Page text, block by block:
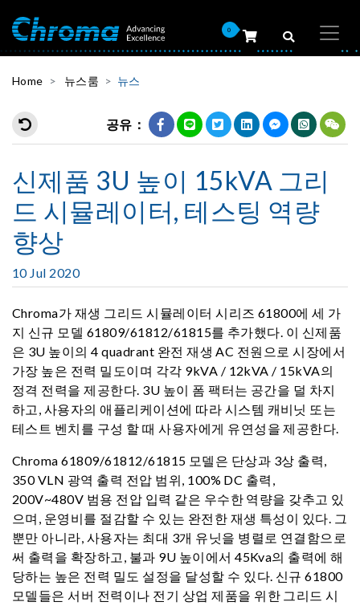
0
Home 뉴스룸 뉴스
공유：
신제품 3U 높이 15kVA 그리
드 시뮬레이터, 테스팅 역량
향상
10 Jul 2020
Chroma가 재생 그리드 시뮬레이터 시리즈 61800에 세 가
지 신규 모델 61809/61812/61815를 추가했다. 이 신제품
은 3U 높이의 4 quadrant 완전 재생 AC 전원으로 시장에서
가장 높은 전력 밀도이며 각각 9kVA / 12kVA / 15kVA의
정격 전력을 제공한다. 3U 높이 폼 팩터는 공간을 덜 차지
하고, 사용자의 애플리케이션에 따라 시스템 캐비닛 또는
테스트 벤치를 구성 할 때 사용자에게 유연성을 제공한다.
Chroma 61809/61812/61815 모델은 단상과 3상 출력,
350 VLN 광역 출력 전압 범위, 100% DC 출력,
200V~480V 범용 전압 입력 같은 우수한 역량을 갖추고 있
으며, 운영비를 절감할 수 있는 완전한 재생 특성이 있다. 그
뿐만 아니라, 사용자는 최대 3개 유닛을 병렬로 연결함으로
써 출력을 확장하고, 불과 9U 높이에서 45Kva의 출력에 해
당하는 높은 전력 밀도 설정을 달성할 수 있다. 신규 61800
모델들은 서버 전력이나 전기 상업 제품을 위한 그리드 시